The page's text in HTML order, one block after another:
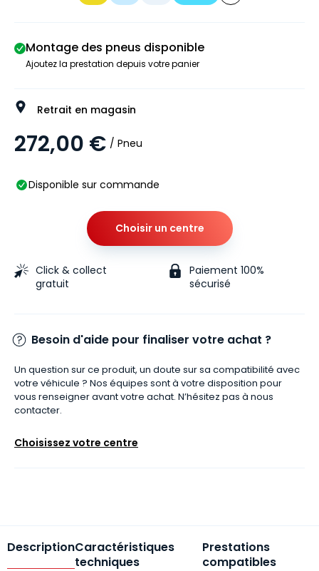
Montage des pneus disponible
Ajoutez la prestation depuis votre panier
Retrait en magasin
272,00 € / Pneu
Disponible sur commande
Choisir un centre
Click & collect
gratuit
Paiement 100%
sécurisé
Besoin d'aide pour finaliser votre achat ?
Un question sur ce produit, un doute sur sa compatibilité avec
votre véhicule ? Nos équipes sont à votre disposition pour
vous renseigner avant votre achat. N’hésitez pas à nous
contacter.
Choisissez votre centre
DescriptionCaractéristiques
techniques
Prestations
compatibles